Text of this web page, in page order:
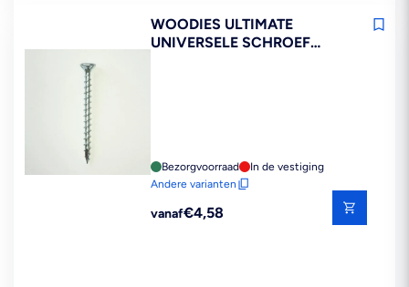
WOODIES ULTIMATE
UNIVERSELE SCHROEF
Bezorgvoorraad
In de vestiging
Andere varianten
Reguliere
vanaf€4,58